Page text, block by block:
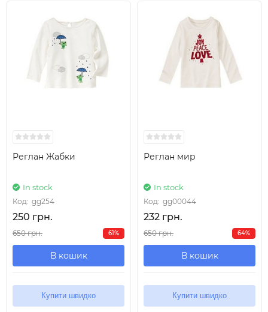
Реглан Жабки
In stock
Код: gg254
250 грн.
650 грн. 61%
В кошик
Купити швидко
Реглан мир
In stock
Код: gg00044
232 грн.
650 грн. 64%
В кошик
Купити швидко